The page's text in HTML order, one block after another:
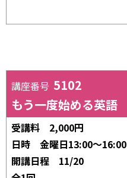
講座番号 5102
もう一度始める英語
受講料
2,000円
日時
金曜日13:00～16:00
開講日程
11/20